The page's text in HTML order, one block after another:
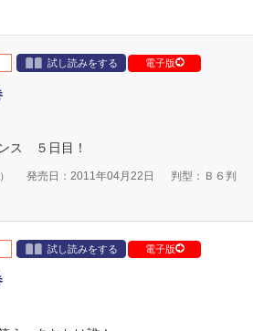
試し読みをする 電子版
ス ５日目！
発売日：2011年04月22日 判型：Ｂ６判
試し読みをする 電子版